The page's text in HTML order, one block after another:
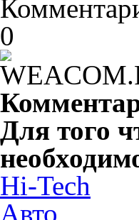
0
Для того
Hi-Tech
Авто